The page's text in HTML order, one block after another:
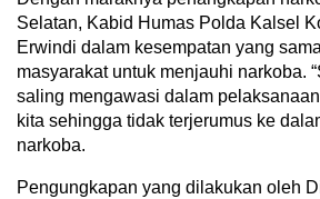
Selatan, Kabid Humas Polda Kalsel
Erwindi dalam kesempatan yang
masyarakat untuk menjauhi narkoba.
saling mengawasi dalam
kita sehingga tidak terjerumus ke
narkoba.
Pengungkapan yang dilakukan oleh